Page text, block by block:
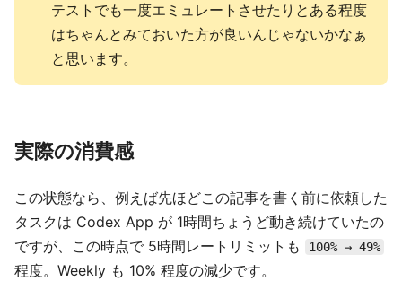
テストでも一度エミュレートさせたりとある程度
はちゃんとみておいた方が良いんじゃないかなぁ
と思います。
実際の消費感
この状態なら、例えば先ほどこの記事を書く前に依頼した
タスクは Codex App が 1時間ちょうど動き続けていたの
ですが、この時点で 5時間レートリミットも
100% → 49%
程度。Weekly も 10% 程度の減少です。